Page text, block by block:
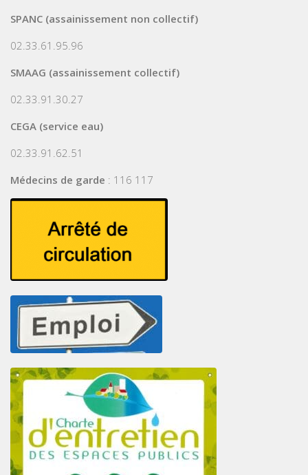
SPANC (assainissement non collectif)
02.33.61.95.96
SMAAG (assainissement collectif)
02.33.91.30.27
CEGA (service eau)
02.33.91.62.51
Médecins de garde : 116 117